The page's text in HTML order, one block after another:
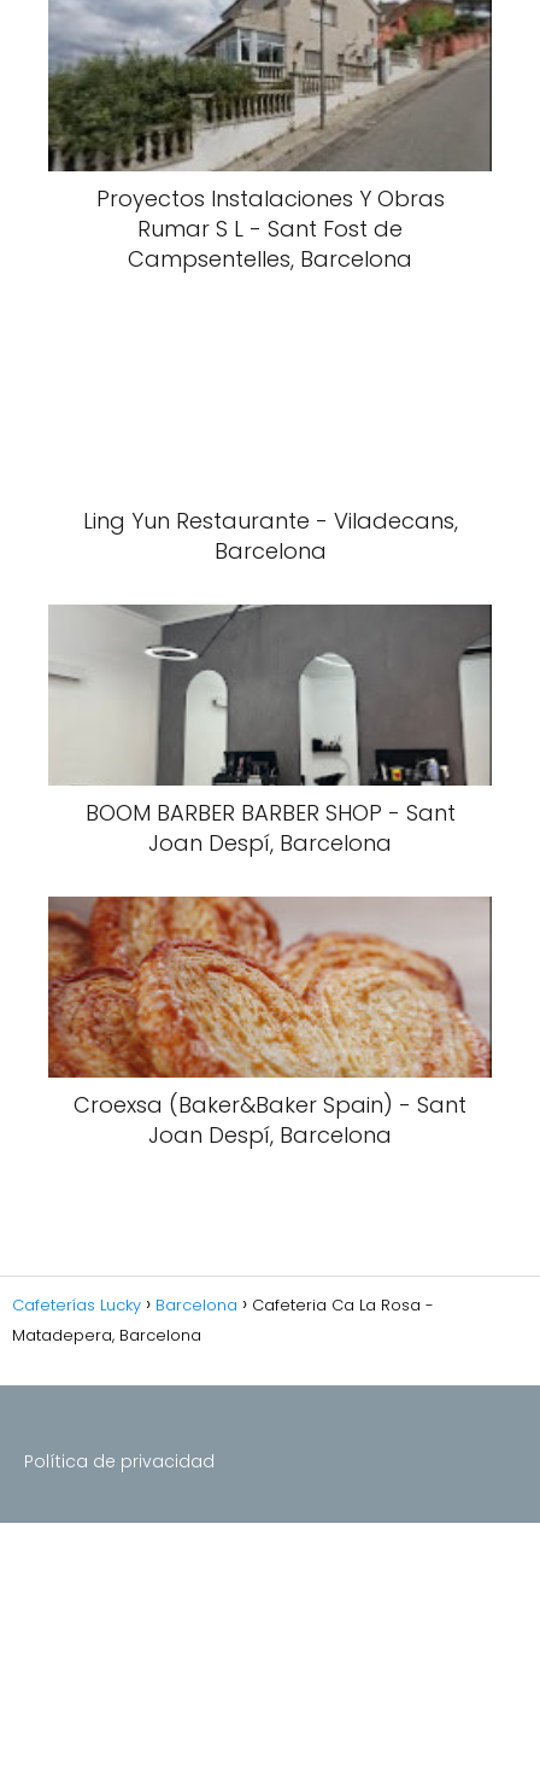
Proyectos Instalaciones Y Obras
Rumar S L - Sant Fost de
Campsentelles, Barcelona
Ling Yun Restaurante - Viladecans,
Barcelona
BOOM BARBER BARBER SHOP - Sant
Joan Despí, Barcelona
Croexsa (Baker&Baker Spain) - Sant
Joan Despí, Barcelona
Cafeterías Lucky Barcelona
Cafeteria Ca La Rosa -
Matadepera, Barcelona
Política de privacidad